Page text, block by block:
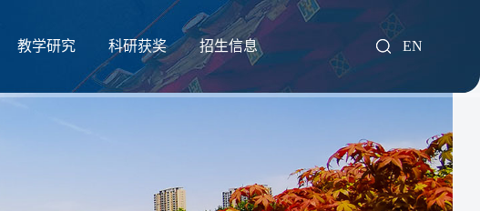
教学研究 科研获奖 招生信息 EN